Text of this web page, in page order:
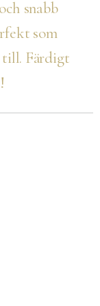
snabb
som
Färdigt